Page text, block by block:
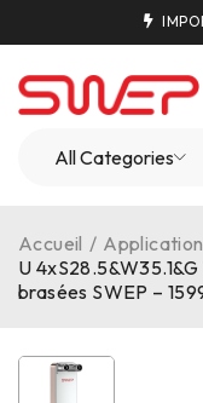
Accueil /
U
brasées SWEP –